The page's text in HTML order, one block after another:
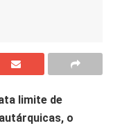
limite de
o